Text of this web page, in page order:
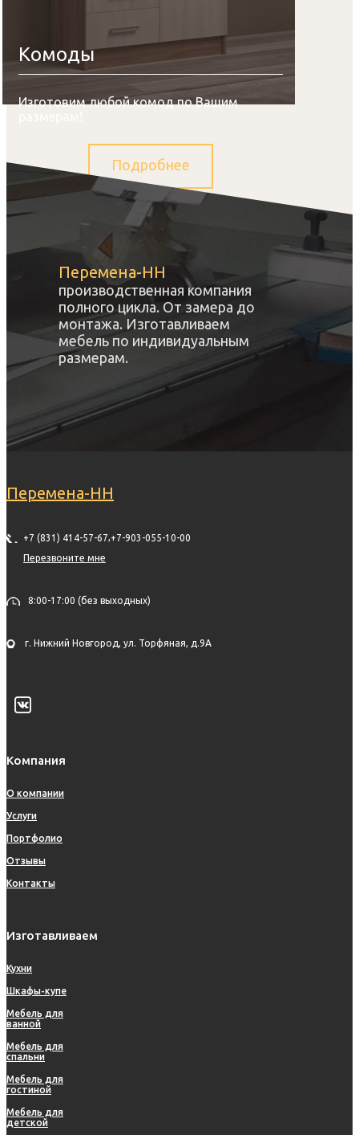
Комоды
Изготовим любой комод по Вашим
Подробнее
Перемена-НН
производственная компания
полного цикла. От замера до
монтажа. Изготавливаем
мебель по индивидуальным
размерам.
Перемена-НН
+7 (831) 414-57-67,+7-903-055-10-00
Перезвоните мне
8:00-17:00 (без выходных)
г. Нижний Новгород, ул. Торфяная, д.9А
Компания
О компании
Услуги
Портфолио
Отзывы
Контакты
Изготавливаем
Кухни
Шкафы-купе
Мебель для
ванной
Мебель для
спальни
Мебель для
гостиной
Мебель для
детской